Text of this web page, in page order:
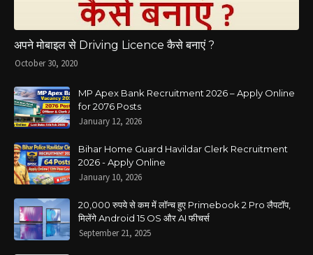
अपने मोबाइल से Driving Licence कैसे बनाएं ?
October 30, 2020
MP Apex Bank Recruitment 2026 – Apply Online
for 2076 Posts
January 12, 2026
Bihar Home Guard Havildar Clerk Recruitment
2026 - Apply Online
January 10, 2026
20,000 रुपये से कम में लॉन्च हुए Primebook 2 Pro लैपटॉप,
मिलेंगे Android 15 OS और AI फीचर्स
September 21, 2025